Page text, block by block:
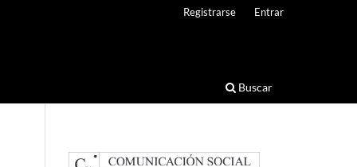
Buscar
Registrarse Entrar